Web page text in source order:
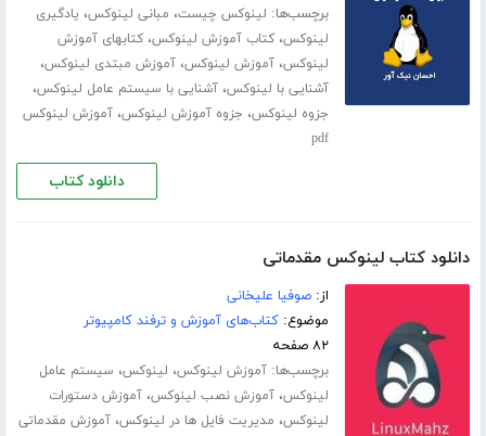
برچسب‌ها: لینوکس چیست، مبانی لینوکس، یادگیری
لینوکس،کتاب آموزش لینوکس،کتابهای آموزش
لینوکس،آموزش لینوکس،آموزش مبتدی لینوکس،
آشنایی با لینوکس،آشنایی با سیستم عامل لینوکس،
جزوه لینوکس، جزوه آموزش لینوکس،آموزش لینوکس
pdf
دانلود کتاب
دانلود کتاب لینوکس مقدماتی
از:صوفیا علیخانی
موضوع:کتاب‌های آموزش و ترفند کامپیوتر
۸۲ صفحه
برچسب‌ها:آموزش لینوکس، لینوکس، سیستم عامل
لینوکس،آموزش نصب لینوکس،آموزش دستورات
لینوکس، مدیریت فایل ها در لینوکس،آموزش مقدماتی